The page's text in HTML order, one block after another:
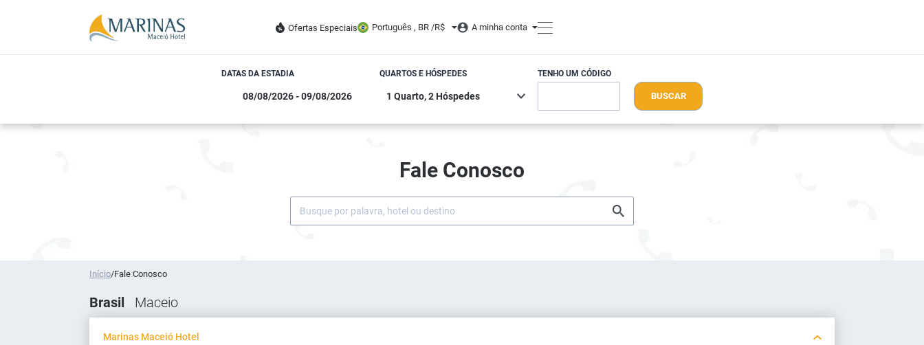
Ofertas Especiais Português , BR /R$ A minha conta
DATAS DA ESTADIA QUARTOS E HÓSPEDES TENHO UM CÓDIGO
BUSCAR
Fale Conosco
Início/Fale Conosco
Brasil Maceio
Marinas Maceió Hotel